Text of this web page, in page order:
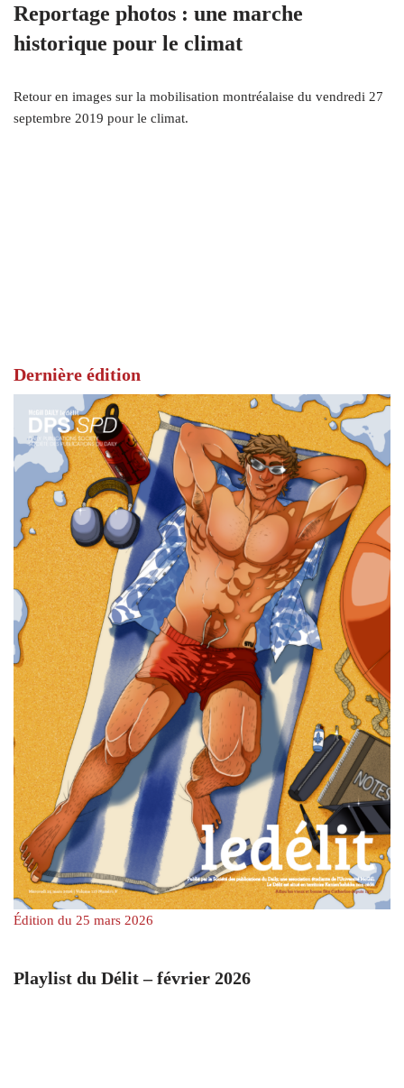
Reportage photos : une marche
historique pour le climat
Retour en images sur la mobilisation montréalaise du vendredi 27
septembre 2019 pour le climat.
Dernière édition
Édition du 25 mars 2026
Playlist du Délit – février 2026